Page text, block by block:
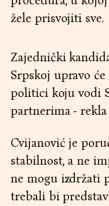
žele prisvojiti sve.
Zajednički
Srpskoj upravo
politici koju vodi
partnerima - rekla
Cvijanović je
stabilnost, a ne
ne mogu izdržati
trebali bi